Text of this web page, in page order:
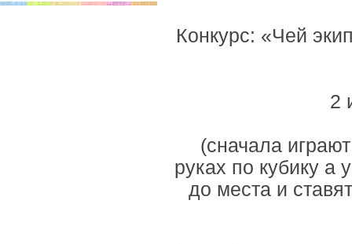
Конкурс: «Чей
2
(сначала
руках по кубику а
до места и